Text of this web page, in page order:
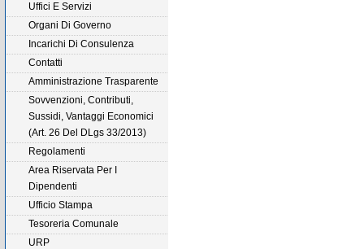
Uffici E Servizi
Organi Di Governo
Incarichi Di Consulenza
Contatti
Amministrazione Trasparente
Sovvenzioni, Contributi,
Sussidi, Vantaggi Economici
(Art. 26 Del DLgs 33/2013)
Regolamenti
Area Riservata Per I
Dipendenti
Ufficio Stampa
Tesoreria Comunale
URP